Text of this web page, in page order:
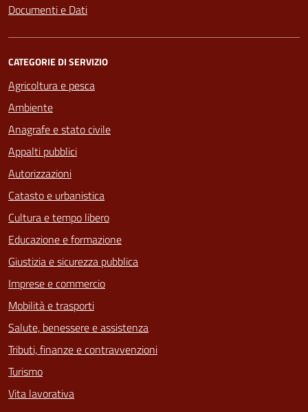
Documenti e Dati
CATEGORIE DI SERVIZIO
Agricoltura e pesca
Ambiente
Anagrafe e stato civile
Appalti pubblici
Autorizzazioni
Catasto e urbanistica
Cultura e tempo libero
Educazione e formazione
Giustizia e sicurezza pubblica
Imprese e commercio
Mobilità e trasporti
Salute, benessere e assistenza
Tributi, finanze e contravvenzioni
Turismo
Vita lavorativa